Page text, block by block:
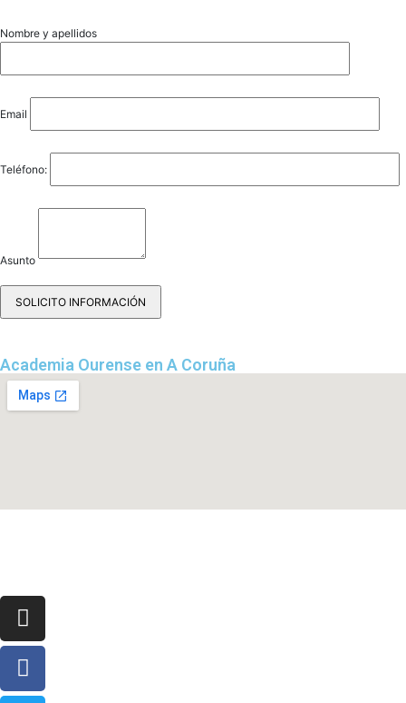
Nombre y apellidos
Email
Teléfono:
Asunto
Academia Ourense en A Coruña